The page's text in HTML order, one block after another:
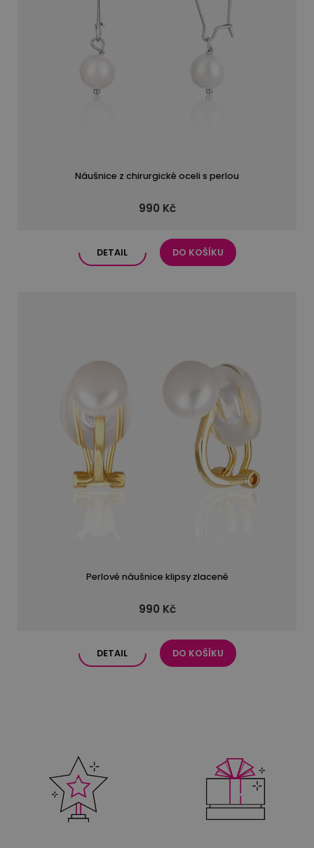
Náušnice z chirurgické oceli s perlou
990 Kč
DETAIL DO KOŠÍKU
Perlové náušnice klipsy zlacené
990 Kč
DETAIL DO KOŠÍKU